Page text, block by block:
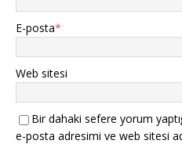
E-posta*
Web sitesi
Bir dahaki sefere yorum
e-posta adresimi ve web sitesi